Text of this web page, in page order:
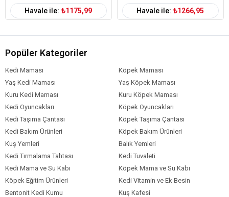
Demir,
İyot,
Çinko,
Vitaminler
Vitamin A,
Vitamin D3,
Vitamin E,
Vitamin C,
Vitamin B1-B2-B3-B6-B7-B9-B12,
Vitamin K3,
Kolin,
Kalsiyum Pantotenat.
Analiz Raporu
Havale ile: ₺1175,99 Havale ile: ₺1266,95
Popüler Kategoriler
Kedi Maması
Köpek Maması
Yaş Kedi Maması
Yaş Köpek Maması
Kuru Kedi Maması
Kuru Köpek Maması
Kedi Oyuncakları
Köpek Oyuncakları
Kedi Taşıma Çantası
Köpek Taşıma Çantası
Kedi Bakım Ürünleri
Köpek Bakım Ürünleri
Kuş Yemleri
Balık Yemleri
Kedi Tırmalama Tahtası
Kedi Tuvaleti
Kedi Mama ve Su Kabı
Köpek Mama ve Su Kabı
Köpek Eğitim Ürünleri
Kedi Vitamin ve Ek Besin
Bentonit Kedi Kumu
Kuş Kafesi